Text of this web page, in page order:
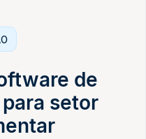
de
setor